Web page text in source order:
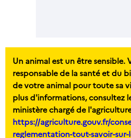
Un animal est un être sensible.
responsable de la santé et du
de votre animal pour toute sa
plus d'informations, consultez
ministère chargé de
https://agriculture.gouv.fr/
reglementation-tout-savoir-sur-